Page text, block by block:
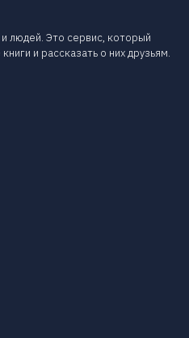
людей. Это сервис, который
и рассказать о них друзьям.